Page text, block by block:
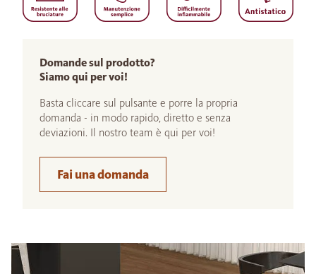
Domande sul prodotto?
Siamo qui per voi!
Basta cliccare sul pulsante e porre la propria
domanda - in modo rapido, diretto e senza
deviazioni. Il nostro team è qui per voi!
Fai una domanda